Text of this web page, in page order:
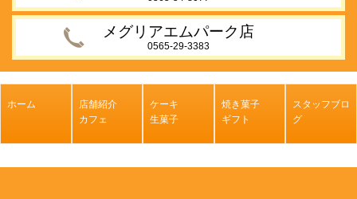
メグリアエムパーク店
0565-29-3383
ホーム
店舗紹介
カフェ
ケーキ
生菓子
焼き菓子
ギフト
スタッフブロ
グ